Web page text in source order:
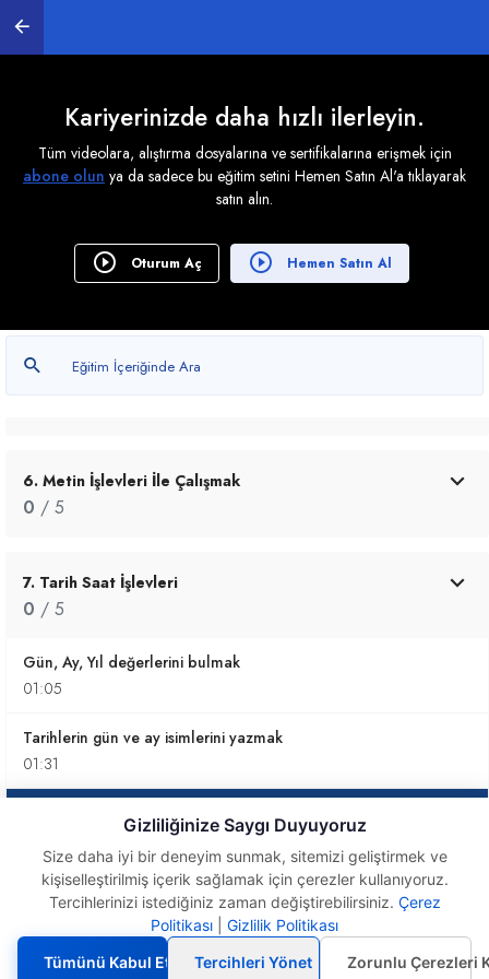
Kariyerinizde daha hızlı ilerleyin.
Tüm videolara, alıştırma dosyalarına ve sertifikalarına erişmek için
abone olun ya da sadece bu eğitim setini Hemen Satın Al'a tıklayarak
satın alın.
Oturum Aç Hemen Satın Al
3. Şarta Bağlı Saydırma, Toplamlar Almak
4. Eğer İşlevi ve Detayları
5. Düşeyara, İndis ve Eşleştir İşlevleri
6. Metin İşlevleri İle Çalışmak
0 / 5
7. Tarih Saat İşlevleri
0 / 5
Gün, Ay, Yıl değerlerini bulmak
01:05
Tarihlerin gün ve ay isimlerini yazmak
01:31
Haftanıngünü işlevinin kullanımı
İşgünü ve İşgünü.Ulusl işlevi
02:20
Tamişgünü ve Tamişgünü.Ulusal işlevleri
işlevinin kullanımı
Gizliliğinize Saygı Duyuyoruz
Size daha iyi bir deneyim sunmak, sitemizi geliştirmek ve
kişiselleştirilmiş içerik sağlamak için çerezler kullanıyoruz.
Tercihlerinizi istediğiniz zaman değiştirebilirsiniz. Çerez
Politikası
Gizlilik Politikası
Tümünü Kabul Et
Tercihleri Yönet Zorunlu Çerezleri